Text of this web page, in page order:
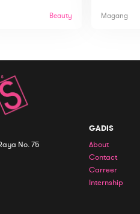
Beauty Magang
No. 75
GADIS
About
Contact
Carreer
Internship